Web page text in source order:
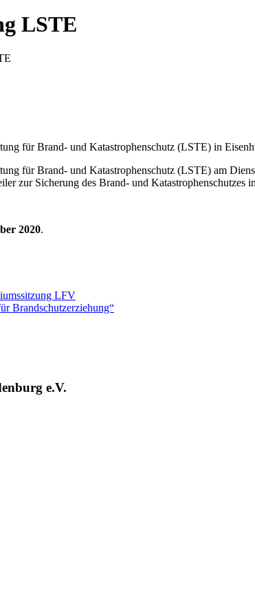
LSTE
für Brand- und Katastrophenschutz (LSTE) in
für Brand- und Katastrophenschutz (LSTE) am
zur Sicherung des Brand- und
2020.
LFV
Brandschutzerziehung“
e.V.